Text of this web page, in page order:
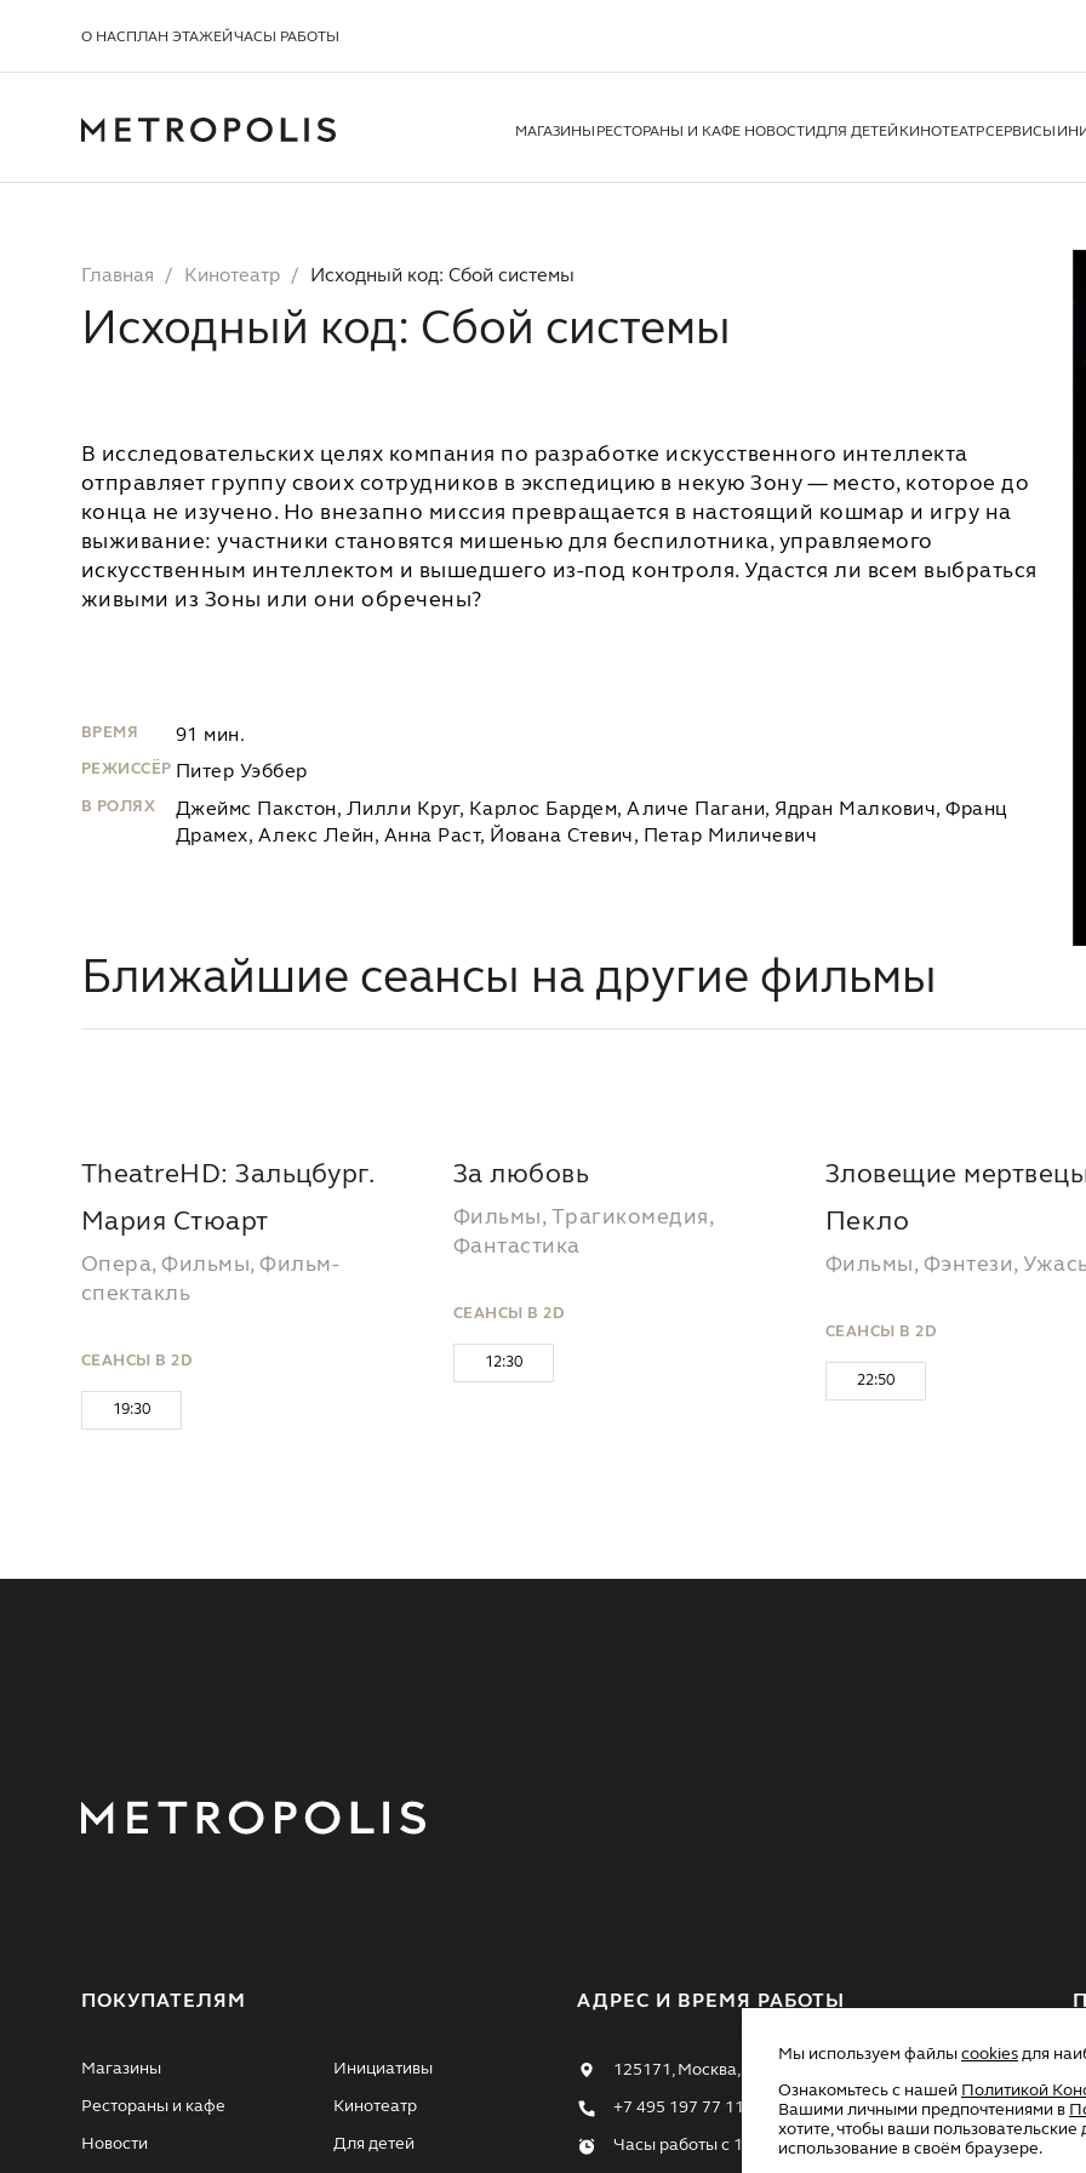
О НАС ПЛАН ЭТАЖЕЙ ЧАСЫ РАБОТЫ
МАГАЗИНЫ РЕСТОРАНЫ И КАФЕ НОВОСТИДЛЯ ДЕТЕЙ КИНОТЕАТРСЕРВИСЫ
Главная Кинотеатр Исходный код: Сбой системы
Исходный код: Сбой системы
В исследовательских целях компания по разработке искусственного интеллекта
отправляет группу своих сотрудников в экспедицию в некую Зону — место, которое до
конца не изучено. Но внезапно миссия превращается в настоящий кошмар и игру на
выживание: участники становятся мишенью для беспилотника, управляемого
искусственным интеллектом и вышедшего из-под контроля. Удастся ли всем выбраться
живыми из Зоны или они обречены?
ВРЕМЯ 91 мин.
РЕЖИССЁР Питер Уэббер
В РОЛЯХ
Джеймс Пакстон, Лилли Круг, Карлос Бардем, Аличе Пагани, Ядран Малкович, Франц
Драмех, Алекс Лейн, Анна Раст, Йована Стевич, Петар Миличевич
Ближайшие сеансы на другие фильмы
TheatreHD: Зальцбург.
Мария Стюарт
Опера, Фильмы, Фильм-
спектакль
СЕАНСЫ В 2D
19:30
За любовь
Фильмы, Трагикомедия,
Фантастика
СЕАНСЫ В 2D
12:30
Зловещие
Пекло
Фильмы, Фэнтези,
СЕАНСЫ В 2D
22:50
ПОКУПАТЕЛЯМ
Магазины
Рестораны и кафе
Новости
Инициативы
Кинотеатр
Для детей
АДРЕС И ВРЕМЯ РАБОТЫ
125171, Москва, Ленинградское шоссе, 16а, стр.4
+7 495 197 77 11
Часы работы с 10:00 до 23:00
Мы используем файлы cookies для
Ознакомьтесь с нашей Политикой
Вашими личными предпочтениями в
хотите, чтобы ваши
использование в своём браузере.